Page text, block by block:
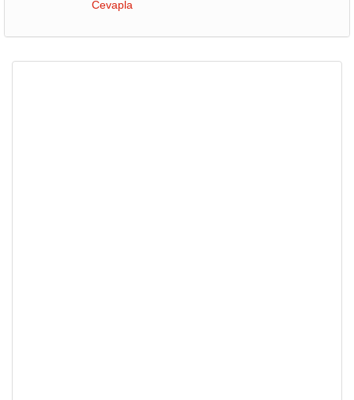
Cevapla